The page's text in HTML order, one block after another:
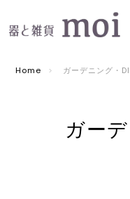
Home ガーデニング・
ガー